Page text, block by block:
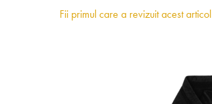
Fii primul care a revizuit acest articol